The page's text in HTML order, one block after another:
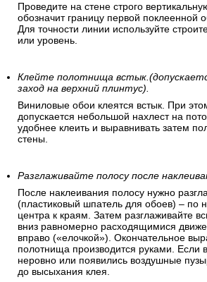
Проведите на стене строго
обозначит границу первой поклеенной
Для точности линии используйте
или уровень.
Клейте полотнища
заход на верхний плинтус).
Виниловые обои клеятся встык. При
допускается небольшой нахлест на
удобнее клеить и выравнивать затем
стены.
Разглаживайте полосу после
После наклеивания полосу нужно
(пластиковый шпатель для обоев) – по
центра к краям. Затем разглаживайте
вниз равномерно расходящимися
вправо («елочкой»). Окончательное
полотнища производится руками. Если
неровно или появились воздушные
до высыхания клея.